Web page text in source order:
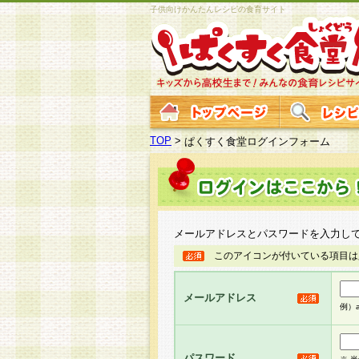
子供向けかんたんレシピの食育サイト
TOP >ぱくすく食堂ログインフォーム
メールアドレスとパスワードを入力し
このアイコンが付いている項目
メールアドレス
例）